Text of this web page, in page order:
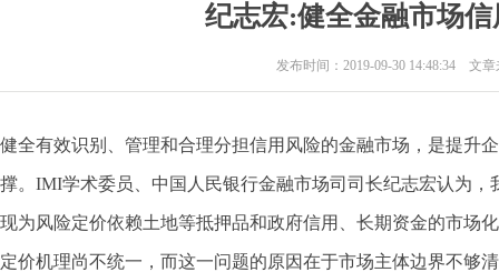
纪志宏:健全金融市场
发布时间：2019-09-30 14:48:34 文章
健全有效识别、管理和合理分担信用风险的金融市场，是提升
撑。IMI学术委员、中国人民银行金融市场司司长纪志宏认为
现为风险定价依赖土地等抵押品和政府信用、长期资金的市场
定价机理尚不统一，而这一问题的原因在于市场主体边界不够